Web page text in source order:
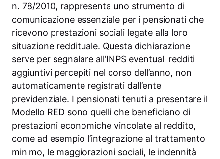
n. 78/2010, rappresenta uno strumento di
comunicazione essenziale per i pensionati che
ricevono prestazioni sociali legate alla loro
situazione reddituale. Questa dichiarazione
serve per segnalare all’INPS eventuali redditi
aggiuntivi percepiti nel corso dell’anno, non
automaticamente registrati dall’ente
previdenziale. I pensionati tenuti a presentare il
Modello RED sono quelli che beneficiano di
prestazioni economiche vincolate al reddito,
come ad esempio l’integrazione al trattamento
minimo, le maggiorazioni sociali, le indennità